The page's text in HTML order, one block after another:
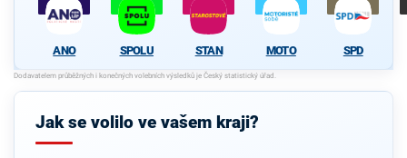
ANO SPOLU STAN MOTO SPD
Jak se volilo ve vašem kraji?